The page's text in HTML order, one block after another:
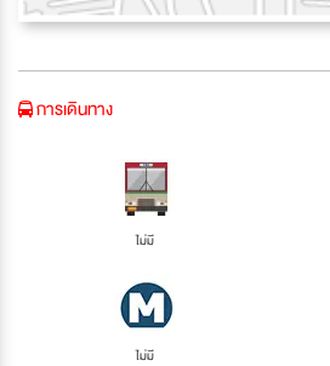
การเดินทาง
ไม่มี
ไม่มี